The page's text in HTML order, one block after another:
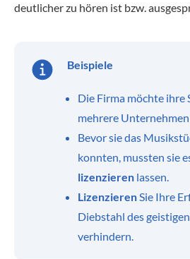
deutlicher zu hören ist bzw.
Beispiele
Die Firma möchte ihre
mehrere Unternehmen
Bevor sie das
konnten, mussten sie
lizenzieren lassen.
LizenzierenSie Ihre
Diebstahl des
verhindern.